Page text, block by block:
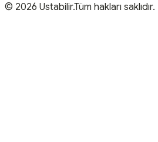
© 2026 Ustabilir.Tüm hakları saklıdır.